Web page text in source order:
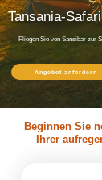
Tansania-
Fliegen Sie von Sansibar zur
Angebot anfordern
Beginnen Sie
Ihrer